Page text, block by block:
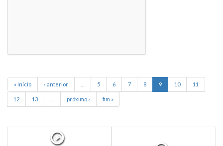
« início ‹ anterior 5 6 7 8 9 10 11
12 13 próximo › fim »